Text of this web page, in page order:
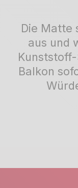
Die Matte
aus und
Balkon